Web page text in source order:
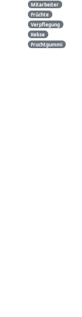
Mitarbeiter
Früchte
Verpflegung
Kekse
Fruchtgummi